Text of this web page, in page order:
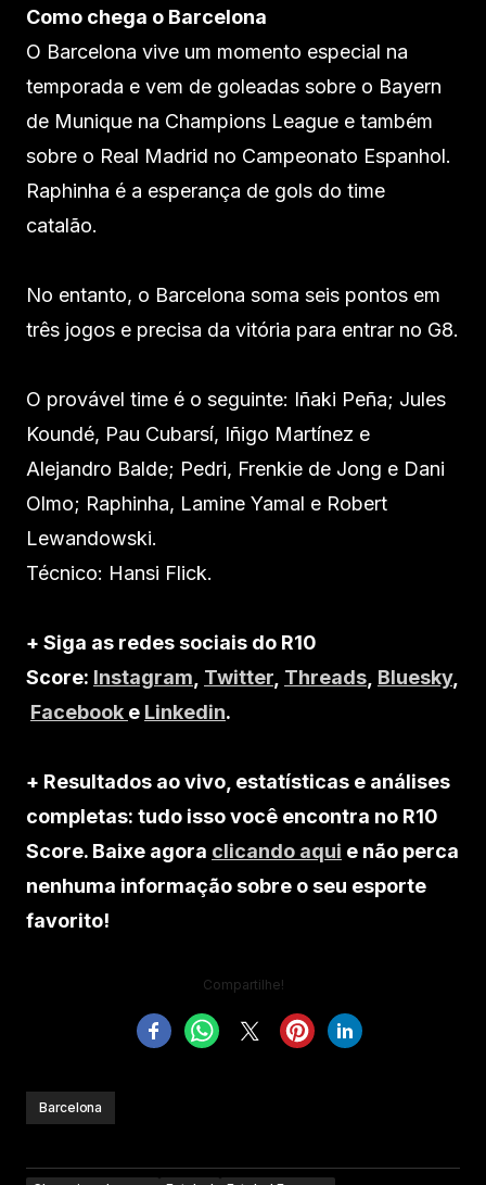
Como chega o Barcelona
O Barcelona vive um momento especial na
temporada e vem de goleadas sobre o Bayern
de Munique na Champions League e também
sobre o Real Madrid no Campeonato Espanhol.
Raphinha é a esperança de gols do time
catalão.
No entanto, o Barcelona soma seis pontos em
três jogos e precisa da vitória para entrar no G8.
O provável time é o seguinte: Iñaki Peña; Jules
Koundé, Pau Cubarsí, Iñigo Martínez e
Alejandro Balde; Pedri, Frenkie de Jong e Dani
Olmo; Raphinha, Lamine Yamal e Robert
Lewandowski.
Técnico: Hansi Flick.
+ Siga as redes sociais do R10
Score: Instagram Twitter Threads Bluesky,
Facebook e Linkedin.
+ Resultados ao vivo, estatísticas e análises
completas: tudo isso você encontra no R10
Score. Baixe agora clicando aqui e não perca
nenhuma informação sobre o seu esporte
favorito!
Compartilhe!
Barcelona